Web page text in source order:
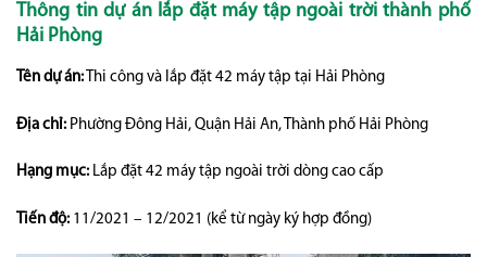
Thông tin dự án lắp đặt máy tập ngoài trời thành phố
Hải Phòng
Tên dự án: Thi công và lắp đặt 42 máy tập tại Hải Phòng
Địa chỉ: Phường Đông Hải, Quận Hải An, Thành phố Hải Phòng
Hạng mục: Lắp đặt 42 máy tập ngoài trời dòng cao cấp
Tiến độ: 11/2021 – 12/2021 (kể từ ngày ký hợp đồng)